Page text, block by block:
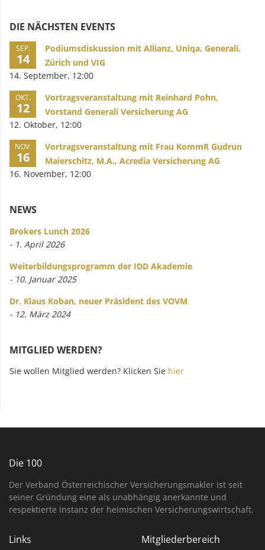
DIE NÄCHSTEN EVENTS
SEP.
14
Podiumsdiskussion mit Allianz, Uniqa, Generali,
Zürich und VIG
14. September, 12:00
OKT.
12
Vortragsveranstaltung mit Reinhard Pohn,
Vorstand Generali Versicherung AG
12. Oktober, 12:00
NOV.
16
Vortragsveranstaltung mit Frau KommR Gudrun
Maierschitz, M.A., Acredia Versicherung AG
16. November, 12:00
NEWS
Brokers Lunch 2026
- 1. April 2026
Weiterbildungsprogramm der IDD Akademie
- 10. Januar 2025
Dr. Klaus Koban, neuer Präsident des VOVM
- 12. März 2024
MITGLIED WERDEN?
Sie wollen Mitglied werden? Klicken Sie hier
Die 100
Der Verband Österreichischer Versicherungsmakler ist seit
seiner Gründung eine als unabhängig anerkannte und
respektierte Instanz der heimischen Versicherungswirtschaft.
Links Mitgliederbereich